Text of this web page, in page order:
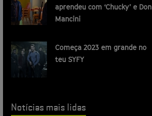
aprendeu com ‘Chucky’ e Don
Mancini
Começa 2023 em grande no
teu SYFY
Notícias mais lidas